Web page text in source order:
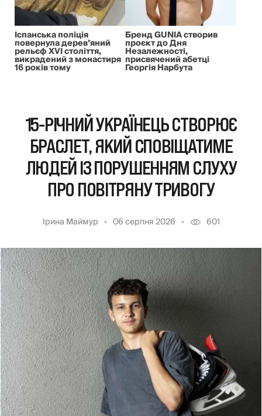
Іспанська поліція
повернула дерев’яний
рельєф XVI століття,
викрадений з монастиря
16 років тому
Бренд GUNIA створив
проєкт до Дня
Незалежності,
присвячений абетці
Георгія Нарбута
15-РІЧНИЙ УКРАЇНЕЦЬ СТВОРЮЄ
БРАСЛЕТ, ЯКИЙ СПОВІЩАТИМЕ
ЛЮДЕЙ ІЗ ПОРУШЕННЯМ СЛУХУ
ПРО ПОВІТРЯНУ ТРИВОГУ
Ірина Маймур 06 серпня 2026 601